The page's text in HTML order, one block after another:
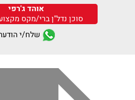
אוהד ג'רפי
סוכן נדל"ן ברי/מקס
שלח/י